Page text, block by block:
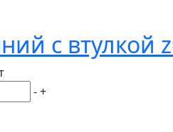
с втулкой
-+